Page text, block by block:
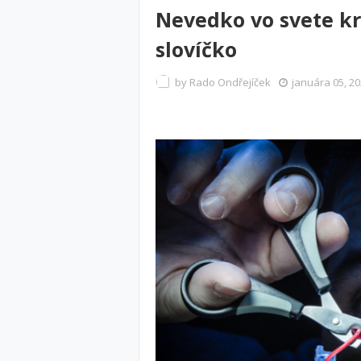
Nevedko vo svete
slovíčko
by Rado Ondřejíček januára 05,